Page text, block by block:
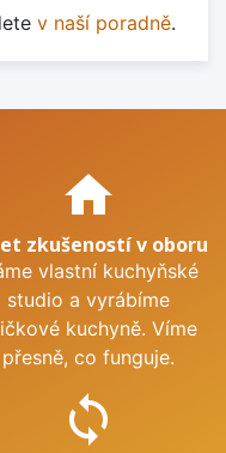
v naší poradně.
home
zkušeností v oboru
vlastní kuchyňské
studio a vyrábíme
kuchyně. Víme
přesně, co funguje.
sync